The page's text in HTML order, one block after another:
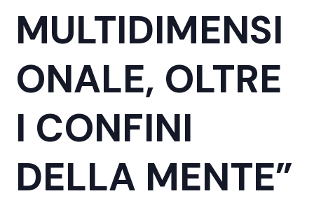
MULTIDIMENSI
ONALE, OLTRE
I CONFINI
DELLA MENTE”